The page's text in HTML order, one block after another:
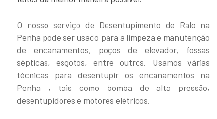
O nosso serviço de Desentupimento de Ralo na
Penha pode ser usado para a limpeza e manutenção
de encanamentos, poços de elevador, fossas
sépticas, esgotos, entre outros. Usamos várias
técnicas para desentupir os encanamentos na
Penha , tais como bomba de alta pressão,
desentupidores e motores elétricos.